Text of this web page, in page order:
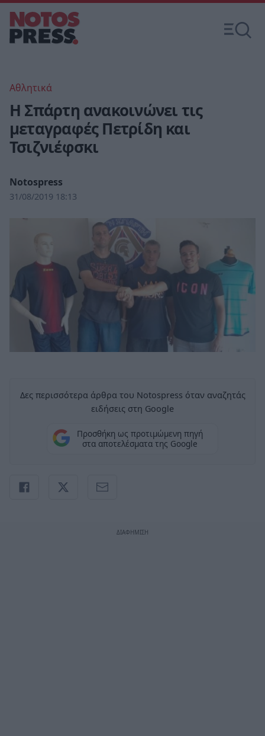
Αθλητικά
Η Σπάρτη ανακοινώνει τις
μεταγραφές Πετρίδη και
Τσιζνιέφσκι
Notospress
31/08/2019 18:13
Δες περισσότερα άρθρα του Notospress όταν αναζητάς
ειδήσεις στη Google
Προσθήκη ως προτιμώμενη πηγή
στα αποτελέσματα της Google